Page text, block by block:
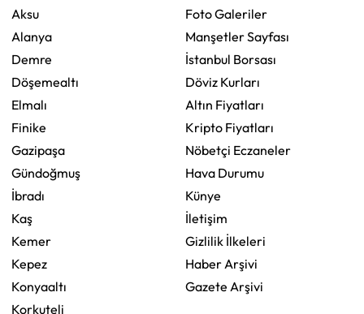
Aksu
Alanya
Demre
Döşemealtı
Elmalı
Finike
Gazipaşa
Gündoğmuş
İbradı
Kaş
Kemer
Kepez
Konyaaltı
Korkuteli
Foto Galeriler
Manşetler Sayfası
İstanbul Borsası
Döviz Kurları
Altın Fiyatları
Kripto Fiyatları
Nöbetçi Eczaneler
Hava Durumu
Künye
İletişim
Gizlilik İlkeleri
Haber Arşivi
Gazete Arşivi